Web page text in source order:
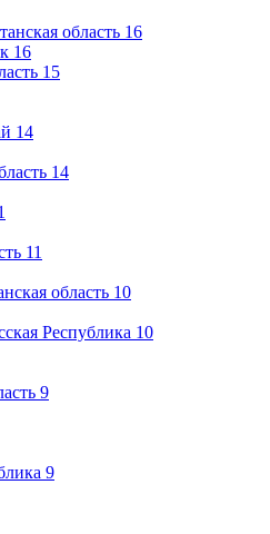
область 16
16
15
14
14
11
область 10
Республика 10
9
9